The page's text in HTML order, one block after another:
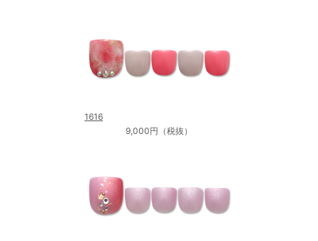
1616
9,000円（税抜）